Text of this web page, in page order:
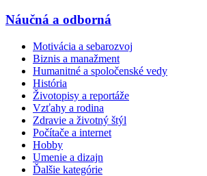
Náučná a odborná
Motivácia a sebarozvoj
Biznis a manažment
Humanitné a spoločenské vedy
História
Životopisy a reportáže
Vzťahy a rodina
Zdravie a životný štýl
Počítače a internet
Hobby
Umenie a dizajn
Ďalšie kategórie